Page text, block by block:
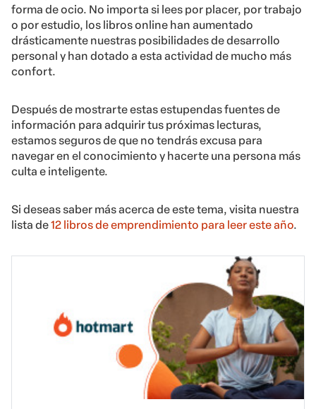
forma de ocio. No importa si lees por placer, por trabajo
o por estudio, los libros online han aumentado
drásticamente nuestras posibilidades de desarrollo
personal y han dotado a esta actividad de mucho más
confort.
Después de mostrarte estas estupendas fuentes de
información para adquirir tus próximas lecturas,
estamos seguros de que no tendrás excusa para
navegar en el conocimiento y hacerte una persona más
culta e inteligente.
Si deseas saber más acerca de este tema, visita nuestra
lista de12 libros de emprendimiento para leer este año.